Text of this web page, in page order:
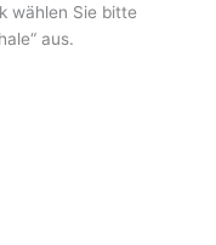
wählen Sie bitte
aus.